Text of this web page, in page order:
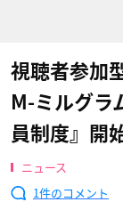
視聴者参加
M-ミルグラ
員制度』開
ニュース
1